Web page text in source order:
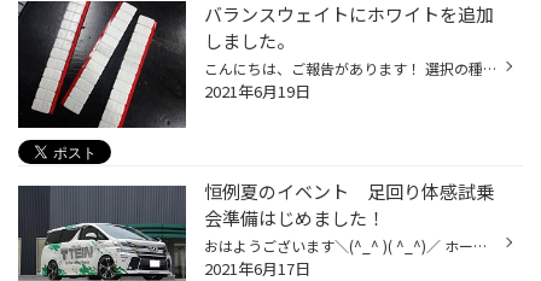
バランスウェイトにホワイトを追加
しました。
こんにちは、ご報告があります！ 選択の種類が増えました。アルミホイールのホイールバランスに使用するウェイトですが 今まではシルバーとブラックの２種類の使い分けでしたが・・・・ これからは、ホワイトカラーのアルミホイールに対応できる様に白色のバランスウェイトを追加 しました。 今まで...
2021年6月19日
恒例夏のイベント 足回り体感試乗
会準備はじめました！
おはようございます＼(^_^ )( ^_^)／ ホームページをご覧頂きありがとうございます。 今年も開催します！ 夏恒例イベント、メーカーデモカーを借りて体感試乗会とアルミホイール＆タイヤの お買い得商談会の準備を今日からはじめました。 去年はコロナで予定していたテインのデモカーが参加出来なく...
2021年6月17日